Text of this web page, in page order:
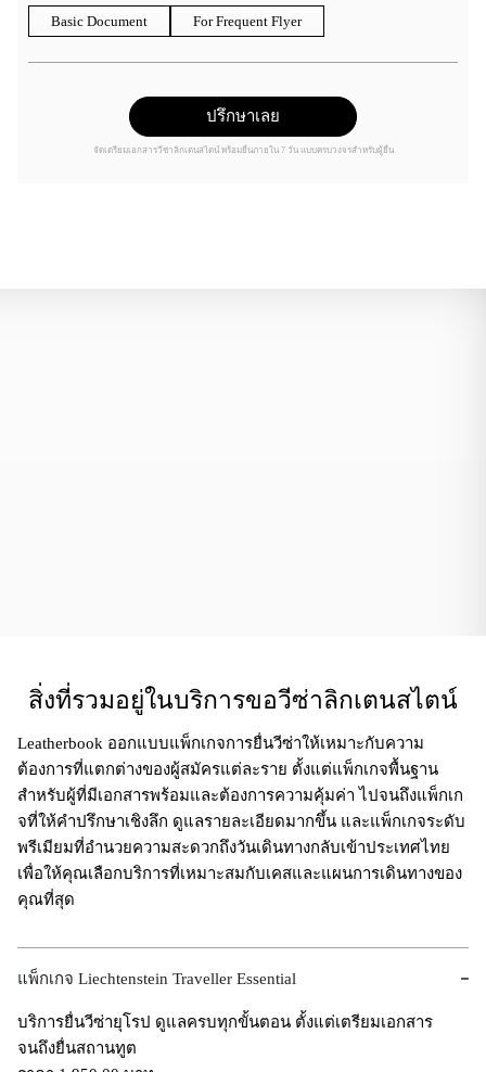
Basic Document For Frequent Flyer
ปรึกษาเลย
จัดเตรียมเอกสารวีซ่าลิกเตนสไตน์ พร้อมยื่นภายใน 7 วัน แบบครบวงจรสำหรับผู้ยื่น
สิ่งที่รวมอยู่ในบริการขอวีซ่าลิกเตนสไตน์
Leatherbook ออกแบบแพ็กเกจการยื่นวีซ่าให้เหมาะกับความ
ต้องการที่แตกต่างของผู้สมัครแต่ละราย ตั้งแต่แพ็กเกจพื้นฐาน
สำหรับผู้ที่มีเอกสารพร้อมและต้องการความคุ้มค่า ไปจนถึงแพ็กเก
จที่ให้คำปรึกษาเชิงลึก ดูแลรายละเอียดมากขึ้น และแพ็กเกจระดับ
พรีเมียมที่อำนวยความสะดวกถึงวันเดินทางกลับเข้าประเทศไทย
เพื่อให้คุณเลือกบริการที่เหมาะสมกับเคสและแผนการเดินทางของ
คุณที่สุด
แพ็กเกจ Liechtenstein Traveller Essential
บริการยื่นวีซ่ายุโรป ดูแลครบทุกขั้นตอน ตั้งแต่เตรียมเอกสาร
จนถึงยื่นสถานทูต